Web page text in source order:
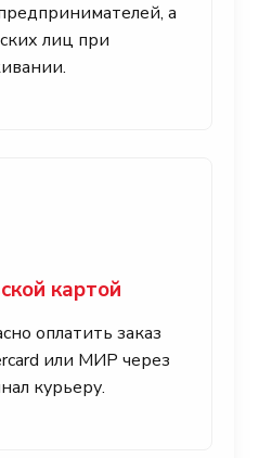
а
лиц при
картой
оплатить заказ
или МИР через
курьеру.